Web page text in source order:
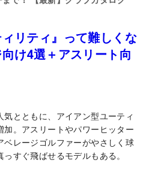
ィリティ』って難しくな
け4選＋アスリート向
とともに、アイアン型ユーティ
加。アスリートやパワーヒッター
ベレージゴルファーがやさしく球
すぐ飛ばせるモデルもある。